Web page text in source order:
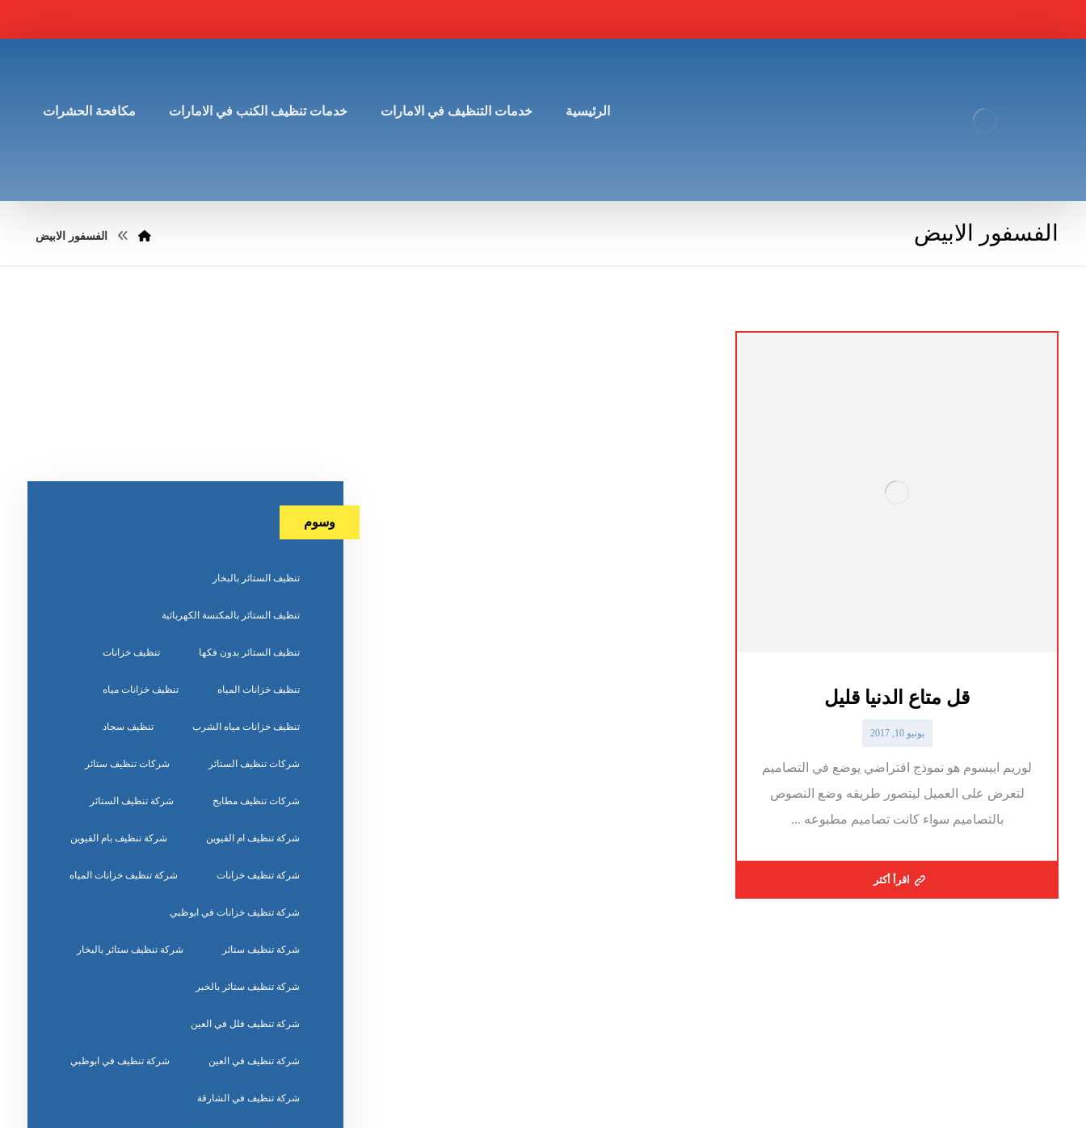
الرئيسية خدمات التنظيف في الامارات خدمات تنظيف الكنب في الامارات مكافحة الحشرات
الفسفور الابيض الفسفور الابيض
قل متاع الدنيا قليل
يونيو 10, 2017
لوريم ايبسوم هو نموذج افتراضي يوضع في التصاميم
لتعرض على العميل ليتصور طريقه وضع النصوص
بالتصاميم سواء كانت تصاميم مطبوعه ...
اقرأ أكثر
وسوم
تنظيف الستائر بالبخار
تنظيف الستائر بالمكنسة الكهربائية
تنظيف الستائر بدون فكها تنظيف خزانات
تنظيف خزانات المياه تنظيف خزانات مياه
تنظيف خزانات مياه الشرب تنظيف سجاد
شركات تنظيف الستائر شركات تنظيف ستائر
شركات تنظيف مطابخ شركة تنظيف الستائر
شركة تنظيف ام القيوين شركة تنظيف بام القيوين
شركة تنظيف خزانات شركة تنظيف خزانات المياه
شركة تنظيف خزانات في ابوظبي
شركة تنظيف ستائر شركة تنظيف ستائر بالبخار
شركة تنظيف ستائر بالخبر
شركة تنظيف فلل في العين
شركة تنظيف في العين شركة تنظيف في ابوظبي
شركة تنظيف في الشارقة